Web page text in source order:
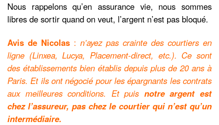
Nous rappelons qu’en assurance vie, nous sommes
libres de sortir quand on veut, l’argent n’est pas bloqué.
Avis de Nicolas : n’ayez pas crainte des courtiers en
ligne (Linxea, Lucya, Placement-direct, etc.). Ce sont
des établissements bien établis depuis plus de 20 ans à
Paris. Et ils ont négocié pour les épargnants les contrats
aux meilleures conditions. Et puis notre argent est
chez l’assureur, pas chez le courtier qui n’est qu’un
intermédiaire.